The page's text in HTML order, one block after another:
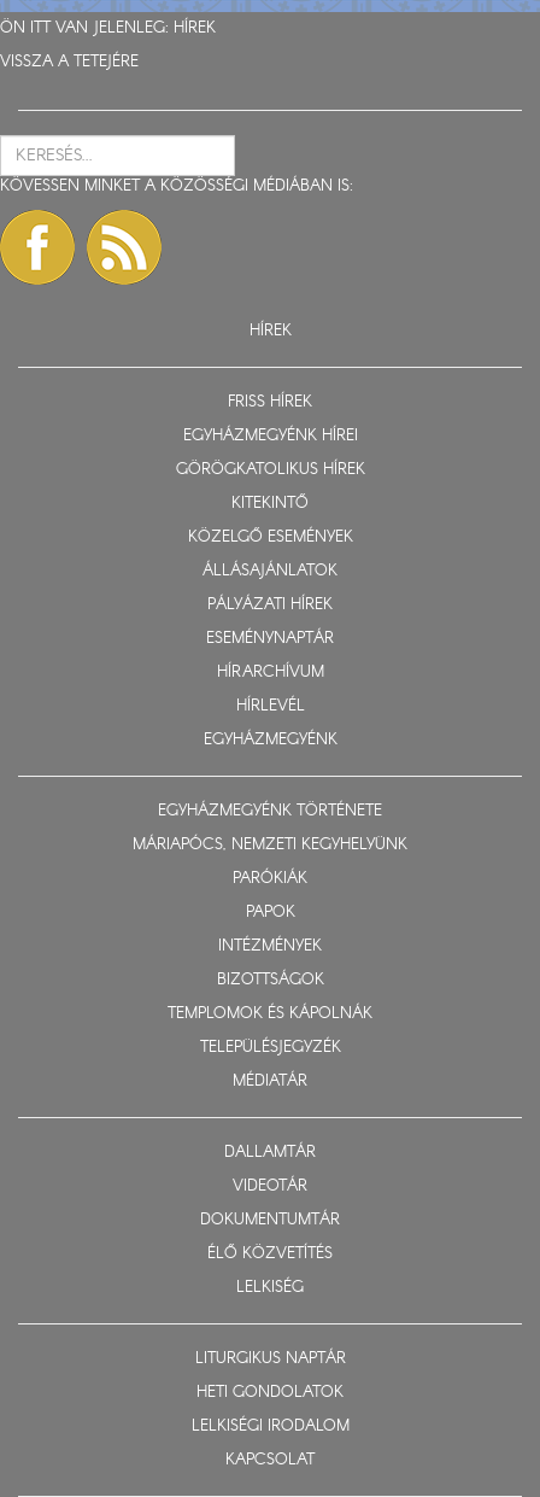
ÖN ITT VAN JELENLEG: HÍREK
VISSZA A TETEJÉRE
KÖVESSEN MINKET A KÖZÖSSÉGI MÉDIÁBAN IS:
HÍREK
FRISS HÍREK
EGYHÁZMEGYÉNK HÍREI
GÖRÖGKATOLIKUS HÍREK
KITEKINTŐ
KÖZELGŐ ESEMÉNYEK
ÁLLÁSAJÁNLATOK
PÁLYÁZATI HÍREK
ESEMÉNYNAPTÁR
HÍRARCHÍVUM
HÍRLEVÉL
EGYHÁZMEGYÉNK
EGYHÁZMEGYÉNK TÖRTÉNETE
MÁRIAPÓCS, NEMZETI KEGYHELYÜNK
PARÓKIÁK
PAPOK
INTÉZMÉNYEK
BIZOTTSÁGOK
TEMPLOMOK ÉS KÁPOLNÁK
TELEPÜLÉSJEGYZÉK
MÉDIATÁR
DALLAMTÁR
VIDEOTÁR
DOKUMENTUMTÁR
ÉLŐ KÖZVETÍTÉS
LELKISÉG
LITURGIKUS NAPTÁR
HETI GONDOLATOK
LELKISÉGI IRODALOM
KAPCSOLAT